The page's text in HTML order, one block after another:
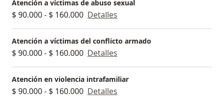
Protocolo de atención a víctimas de las violencias
sexuales.
Víctimas de violencia intrafamiliar.
Atención en salud con enfoque psicosocial a la
población víctima de conflicto armado.
Primeros auxilios psicológicos.
Seguridad y salud en el trabajo.
Atención a víctimas de abuso sexual
$ 90.000 - $ 160.000 Detalles
Atención a víctimas del conflicto armado
$ 90.000 - $ 160.000 Detalles
Atención en violencia intrafamiliar
$ 90.000 - $ 160.000 Detalles